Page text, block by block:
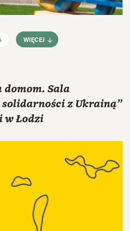
WIĘCEJ
Sala
solidarności z Ukrainą"
w Łodzi